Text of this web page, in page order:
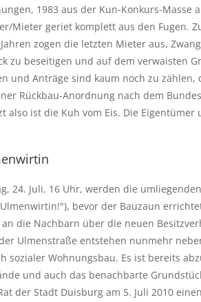
1983 aus der Kun-Konkurs-
Mieter geriet komplett aus den Fugen.
zogen die letzten Mieter aus,
zu beseitigen und auf dem verwaisten
und Anträge sind kaum noch zu
Rückbau-Anordnung nach dem
also ist die Kuh vom Eis. Die
24. Juli, 16 Uhr, werden die
bevor der Bauzaun
die Nachbarn über die neuen
Ulmenstraße entstehen nunmehr
sozialer Wohnungsbau. Es ist bereits
und auch das benachbarte
der Stadt Duisburg am 5. Juli 2010